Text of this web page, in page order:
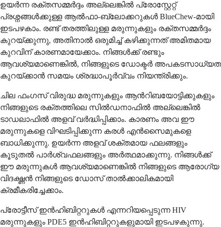
ഉയർന്ന രക്തസമ്മർദ്ദം അല്ലെങ്കിൽ പ്രോസ്റ്റേറ്റ്
പ്രശ്നങ്ങൾക്കുള്ള ആൽഫാ-ബ്ലോക്കറുകൾ BlueChew-മായി
ഇടപഴകാം. രണ്ട് തരത്തിലുള്ള മരുന്നുകളും രക്തസമ്മർദ്ദം
കുറയ്ക്കുന്നു, അതിനാൽ ഒരുമിച്ച് കഴിക്കുന്നത് അമിതമായ
കുറവിന് കാരണമായേക്കാം. നിങ്ങൾക്ക് രണ്ടും
ആവശ്യമാണെങ്കിൽ, നിങ്ങളുടെ ഡോക്ടർ അപകടസാധ്യത
കുറയ്ക്കാൻ സമയം ശ്രദ്ധാപൂർവ്വം നിയന്ത്രിക്കും.
ചില ഫംഗസ് വിരുദ്ധ മരുന്നുകളും ആൻറിബയോട്ടിക്കുകളും
നിങ്ങളുടെ രക്തത്തിലെ സിൽഡനാഫിൽ അല്ലെങ്കിൽ
ടാഡലാഫിൽ അളവ് വർദ്ധിപ്പിക്കാം. കാരണം അവ ഈ
മരുന്നുകളെ വിഘടിപ്പിക്കുന്ന കരൾ എൻസൈമുകളെ
ബാധിക്കുന്നു. ഉയർന്ന അളവ് ശക്തമായ ഫലങ്ങളും
കൂടുതൽ പാർശ്വഫലങ്ങളും അർത്ഥമാക്കുന്നു. നിങ്ങൾക്ക്
ഈ മരുന്നുകൾ ആവശ്യമാണെങ്കിൽ നിങ്ങളുടെ ആരോഗ്യ
വിദഗ്ദ്ധൻ നിങ്ങളുടെ ഡോസ് താൽക്കാലികമായി
ക്രമീകരിച്ചേക്കാം.
പ്രോട്ടീസ് ഇൻഹിബിറ്ററുകൾ എന്നറിയപ്പെടുന്ന HIV
മരുന്നുകളും PDE5 ഇൻഹിബിറ്ററുകളുമായി ഇടപഴകുന്നു.